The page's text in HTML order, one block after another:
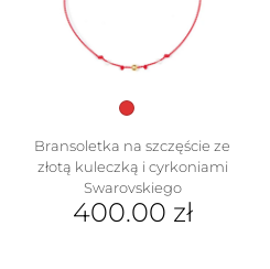
Bransoletka na szczęście ze
złotą kuleczką i cyrkoniami
Swarovskiego
400.00 zł